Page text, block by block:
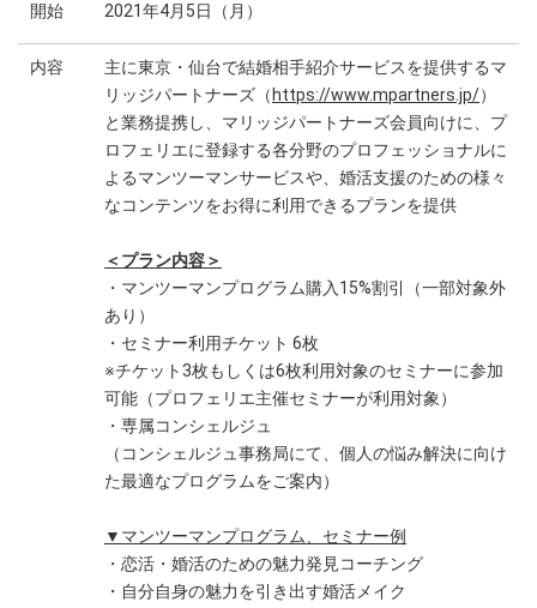
開始 2021年4月5日（月）
内容
主に東京・仙台で結婚相手紹介サービスを提供するマ
リッジパートナーズ（ https://www.mpartners.jp/）
と業務提携し、マリッジパートナーズ会員向けに、プ
ロフェリエに登録する各分野のプロフェッショナルに
よるマンツーマンサービスや、婚活支援のための様々
なコンテンツをお得に利用できるプランを提供
＜プラン内容＞
・マンツーマンプログラム購入15%割引（一部対象外
あり）
・セミナー利用チケット 6枚
※チケット3枚もしくは6枚利用対象のセミナーに参加
可能（プロフェリエ主催セミナーが利用対象）
・専属コンシェルジュ
（コンシェルジュ事務局にて、個人の悩み解決に向け
た最適なプログラムをご案内）
▼マンツーマンプログラム、セミナー例
・恋活・婚活のための魅力発見コーチング
・自分自身の魅力を引き出す婚活メイク